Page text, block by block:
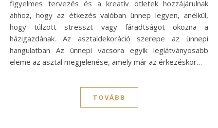
figyelmes tervezés és a kreatív ötletek hozzájárulnak
ahhoz, hogy az étkezés valóban ünnep legyen, anélkül,
hogy túlzott stresszt vagy fáradtságot okozna a
házigazdának. Az asztaldekoráció szerepe az ünnepi
hangulatban Az ünnepi vacsora egyik leglátványosabb
eleme az asztal megjelenése, amely már az érkezéskor…
TOVÁBB